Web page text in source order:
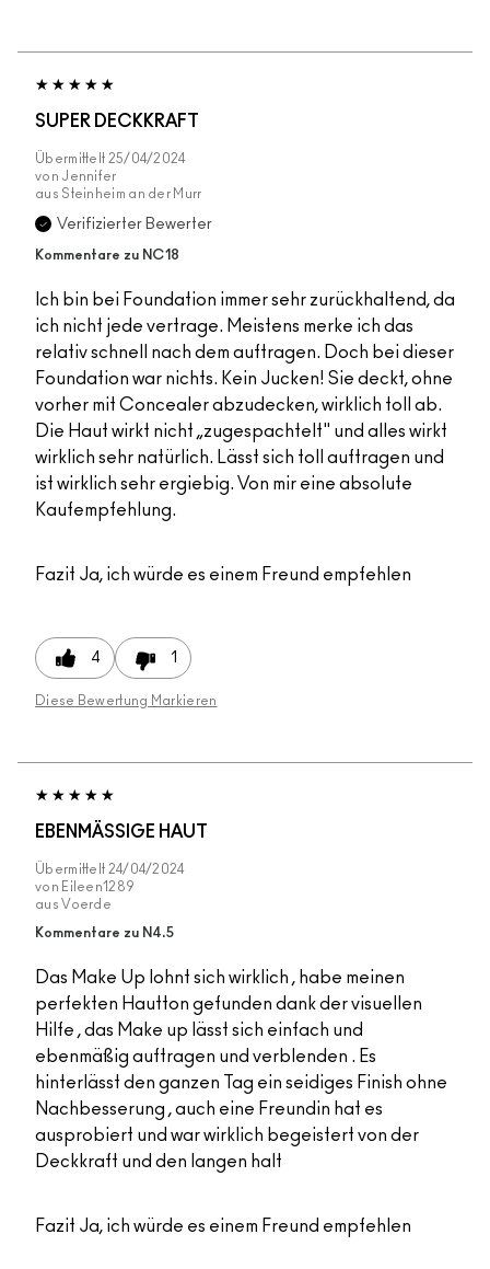
SUPER DECKKRAFT
Übermittelt 25/04/2024
von Jennifer
aus Steinheim an der Murr
Verifizierter Bewerter
Kommentare zu NC18
Ich bin bei Foundation immer sehr zurückhaltend, da
ich nicht jede vertrage. Meistens merke ich das
relativ schnell nach dem auftragen. Doch bei dieser
Foundation war nichts. Kein Jucken! Sie deckt, ohne
vorher mit Concealer abzudecken, wirklich toll ab.
Die Haut wirkt nicht „zugespachtelt" und alles wirkt
wirklich sehr natürlich. Lässt sich toll auftragen und
ist wirklich sehr ergiebig. Von mir eine absolute
Kaufempfehlung.
Fazit Ja, ich würde es einem Freund empfehlen
4 1
Diese Bewertung Markieren
EBENMÄSSIGE HAUT
Übermittelt 24/04/2024
von Eileen1289
aus Voerde
Kommentare zu N4.5
Das Make Up lohnt sich wirklich , habe meinen
perfekten Hautton gefunden dank der visuellen
Hilfe , das Make up lässt sich einfach und
ebenmäßig auftragen und verblenden . Es
hinterlässt den ganzen Tag ein seidiges Finish ohne
Nachbesserung , auch eine Freundin hat es
ausprobiert und war wirklich begeistert von der
Deckkraft und den langen halt
Fazit Ja, ich würde es einem Freund empfehlen